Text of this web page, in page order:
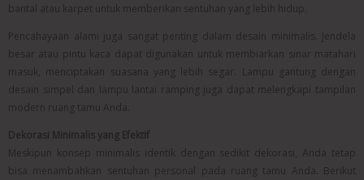
bantal atau karpet untuk memberikan sentuhan yang lebih hidup.
Pencahayaan alami juga sangat penting dalam desain minimalis. Jendela
besar atau pintu kaca dapat digunakan untuk membiarkan sinar matahari
masuk, menciptakan suasana yang lebih segar. Lampu gantung dengan
desain simpel dan lampu lantai ramping juga dapat melengkapi tampilan
modern ruang tamu Anda.
Dekorasi Minimalis yang Efektif
Meskipun konsep minimalis identik dengan sedikit dekorasi, Anda tetap
bisa menambahkan sentuhan personal pada ruang tamu Anda. Berikut